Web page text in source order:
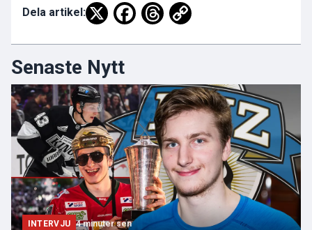
Dela artikel:
Senaste Nytt
INTERVJU 4 minuter sen